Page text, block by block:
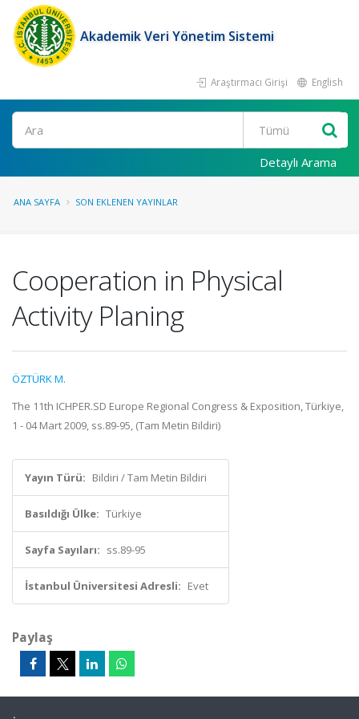
Akademik Veri Yönetim Sistemi
Araştırmacı Girişi English
Ara
Detaylı Arama
ANA SAYFA SON EKLENEN YAYINLAR
Cooperation in Physical
Activity Planing
ÖZTÜRK M.
The 11th ICHPER.SD Europe Regional Congress & Exposition, Türkiye,
1 - 04 Mart 2009, ss.89-95, (Tam Metin Bildiri)
Yayın Türü: Bildiri / Tam Metin Bildiri
Basıldığı Ülke: Türkiye
Sayfa Sayıları: ss.89-95
İstanbul Üniversitesi Adresli: Evet
Paylaş